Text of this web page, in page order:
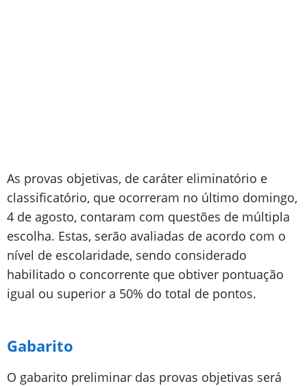
As provas objetivas, de caráter eliminatório e
classificatório, que ocorreram no último domingo,
4 de agosto, contaram com questões de múltipla
escolha. Estas, serão avaliadas de acordo com o
nível de escolaridade, sendo considerado
habilitado o concorrente que obtiver pontuação
igual ou superior a 50% do total de pontos.
Gabarito
O gabarito preliminar das provas objetivas será